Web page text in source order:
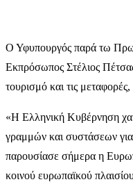
Ο Υφυπουργός παρά τω
Εκπρόσωπος Στέλιος
τουρισμό και τις
«Η Ελληνική Κυβέρνηση
γραμμών και συστάσεων για
παρουσίασε σήμερα η
κοινού ευρωπαϊκού